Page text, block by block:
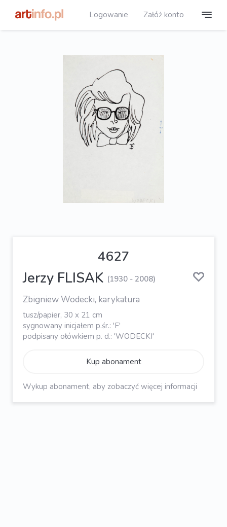
Logowanie Załóż konto
4627
Jerzy FLISAK (1930 - 2008)
Zbigniew Wodecki, karykatura
tusz/papier, 30 x 21 cm
sygnowany inicjałem p.śr.: 'F'
podpisany ołówkiem p. d.: 'WODECKI'
Kup abonament
Wykup abonament, aby zobaczyć więcej informacji